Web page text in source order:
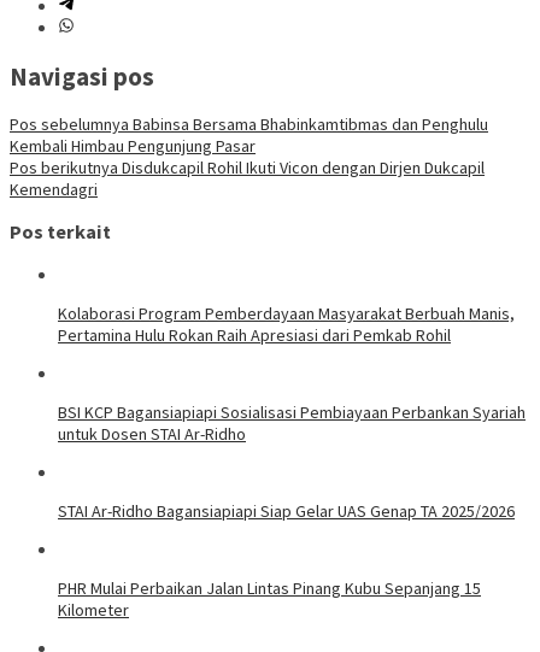
Navigasi pos
Pos sebelumnya Babinsa Bersama Bhabinkamtibmas dan Penghulu
Kembali Himbau Pengunjung Pasar
Pos berikutnya Disdukcapil Rohil Ikuti Vicon dengan Dirjen Dukcapil
Kemendagri
Pos terkait
Kolaborasi Program Pemberdayaan Masyarakat Berbuah Manis,
Pertamina Hulu Rokan Raih Apresiasi dari Pemkab Rohil
BSI KCP Bagansiapiapi Sosialisasi Pembiayaan Perbankan Syariah
untuk Dosen STAI Ar-Ridho
STAI Ar-Ridho Bagansiapiapi Siap Gelar UAS Genap TA 2025/2026
PHR Mulai Perbaikan Jalan Lintas Pinang Kubu Sepanjang 15
Kilometer